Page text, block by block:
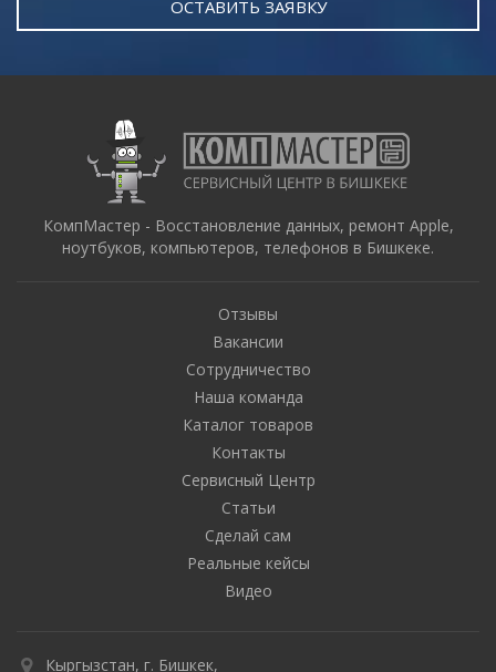
ОСТАВИТЬ ЗАЯВКУ
КомпМастер - Восстановление данных, ремонт Apple,
ноутбуков, компьютеров, телефонов в Бишкеке.
Отзывы
Вакансии
Сотрудничество
Наша команда
Каталог товаров
Контакты
Сервисный Центр
Статьи
Сделай сам
Реальные кейсы
Видео
Кыргызстан, г. Бишкек,